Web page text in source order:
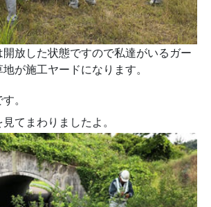
放した状態ですので私達がいるガー
が施工ヤードになります。
。
てまわりましたよ。